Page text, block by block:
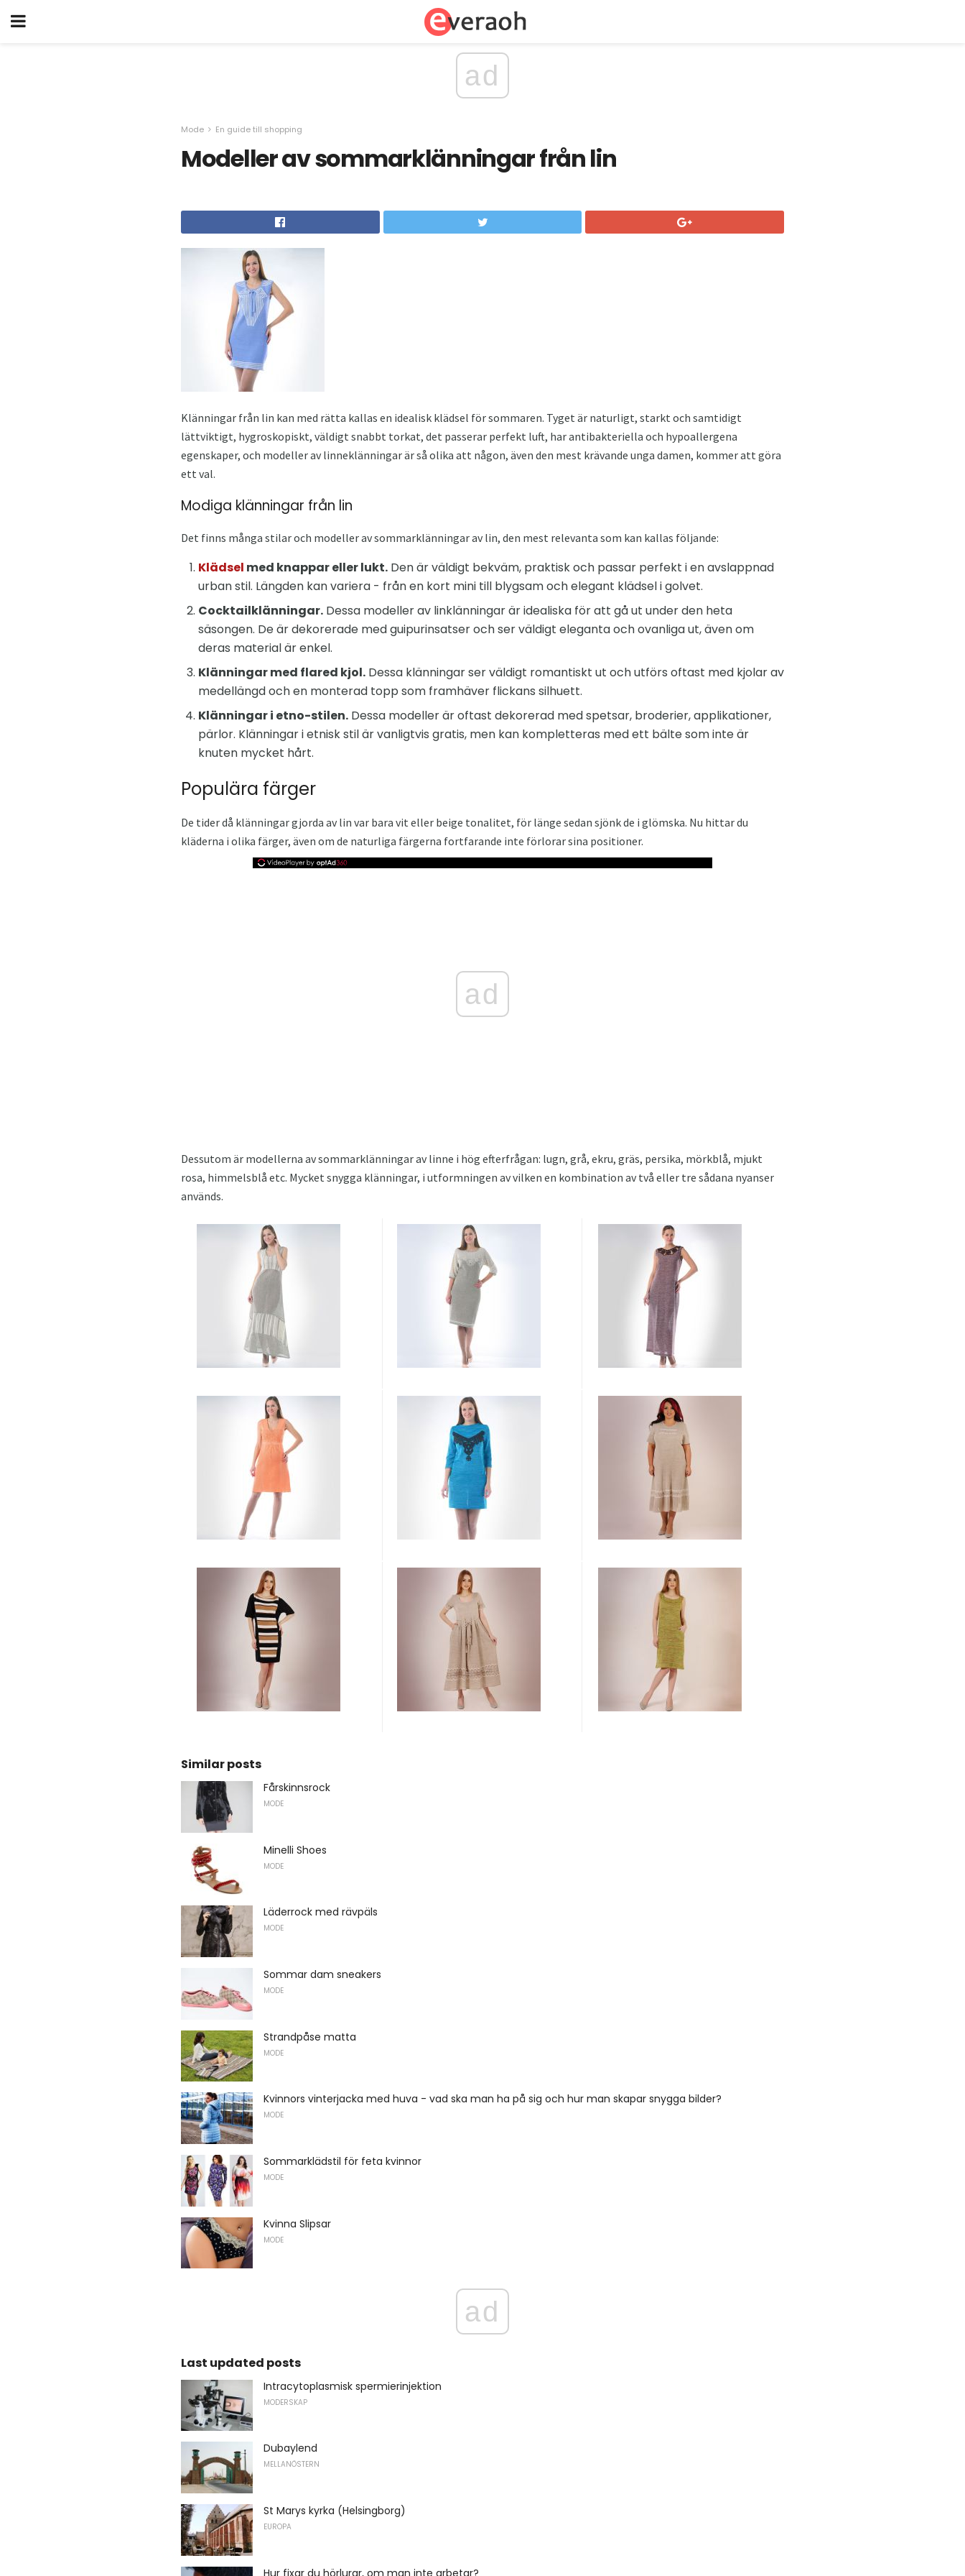
ad
Mode En guide till shopping
Modeller av sommarklänningar från lin
Klänningar från lin kan med rätta kallas en idealisk klädsel för sommaren. Tyget är naturligt, starkt och samtidigt
lättviktigt, hygroskopiskt, väldigt snabbt torkat, det passerar perfekt luft, har antibakteriella och hypoallergena
egenskaper, och modeller av linneklänningar är så olika att någon, även den mest krävande unga damen, kommer att göra
ett val.
Modiga klänningar från lin
Det finns många stilar och modeller av sommarklänningar av lin, den mest relevanta som kan kallas följande:
Klädsel med knappar eller lukt. Den är väldigt bekväm, praktisk och passar perfekt i en avslappnad
urban stil. Längden kan variera - från en kort mini till blygsam och elegant klädsel i golvet.
Cocktailklänningar. Dessa modeller av linklänningar är idealiska för att gå ut under den heta
säsongen. De är dekorerade med guipurinsatser och ser väldigt eleganta och ovanliga ut, även om
deras material är enkel.
Klänningar med flared kjol. Dessa klänningar ser väldigt romantiskt ut och utförs oftast med kjolar av
medellängd och en monterad topp som framhäver flickans silhuett.
Klänningar i etno-stilen. Dessa modeller är oftast dekorerad med spetsar, broderier, applikationer,
pärlor. Klänningar i etnisk stil är vanligtvis gratis, men kan kompletteras med ett bälte som inte är
knuten mycket hårt.
Populära färger
De tider då klänningar gjorda av lin var bara vit eller beige tonalitet, för länge sedan sjönk de i glömska. Nu hittar du
kläderna i olika färger, även om de naturliga färgerna fortfarande inte förlorar sina positioner.
ad
Dessutom är modellerna av sommarklänningar av linne i hög efterfrågan: lugn, grå, ekru, gräs, persika, mörkblå, mjukt
rosa, himmelsblå etc. Mycket snygga klänningar, i utformningen av vilken en kombination av två eller tre sådana nyanser
används.
Similar posts
Fårskinnsrock
MODE
Minelli Shoes
MODE
Läderrock med rävpäls
MODE
Sommar dam sneakers
MODE
Strandpåse matta
MODE
Kvinnors vinterjacka med huva - vad ska man ha på sig och hur man skapar snygga bilder?
MODE
Sommarklädstil för feta kvinnor
MODE
Kvinna Slipsar
MODE
ad
Last updated posts
Intracytoplasmisk spermierinjektion
MODERSKAP
Dubaylend
MELLANÖSTERN
St Marys kyrka (Helsingborg)
EUROPA
Hur fixar du hörlurar, om man inte arbetar?